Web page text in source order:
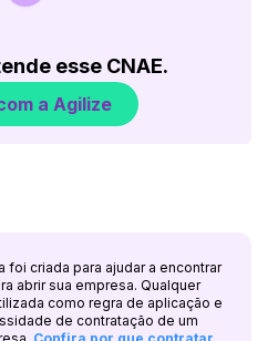
esse CNAE.
a Agilize
foi criada para ajudar a encontrar
abrir sua empresa. Qualquer
como regra de aplicação e
de contratação de um